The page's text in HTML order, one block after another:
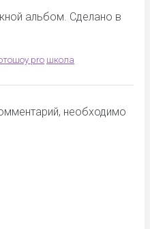
альбом. Сделано в
pro школа
необходимо